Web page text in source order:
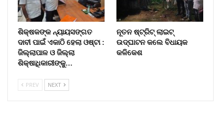
ଶିକ୍ଷକଙ୍କ ନ୍ୟାୟସଙ୍ଗତ
ଦାବୀ ପାଇଁ ଏକାଠି ହେଲା ଓଷ୍ଟା :
ଜିଲ୍ଲାପାଳ ଓ ଜିଲ୍ଲା
ଶିକ୍ଷାଧିକାରୀଙ୍କୁ…
ନୂତନ ଷ୍ଟ୍ରିଟ୍ ଲାଇଟ୍‌
ଉଦ୍‌ଘାଟନ କଲେ ବିଧାୟକ
କଳିକେଶ
PREV NEXT